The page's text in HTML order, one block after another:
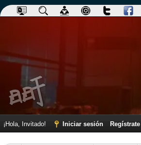
¡Hola, Invitado! Iniciar sesión Regístrate